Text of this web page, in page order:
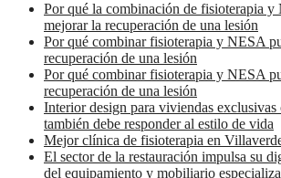
Por qué la combinación de fisioterapia y
mejorar la recuperación de una lesión
Por qué combinar fisioterapia y NESA
recuperación de una lesión
Por qué combinar fisioterapia y NESA
recuperación de una lesión
Interior design para viviendas exclusivas
también debe responder al estilo de vida
Mejor clínica de fisioterapia en
El sector de la restauración impulsa su
del equipamiento y mobiliario